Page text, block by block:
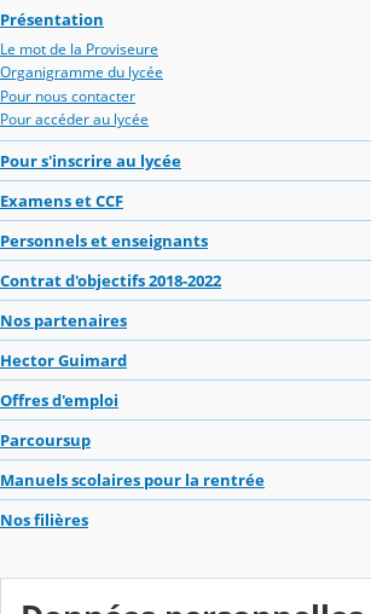
Présentation
Le mot de la Proviseure
Organigramme du lycée
Pour nous contacter
Pour accéder au lycée
Pour s'inscrire au lycée
Examens et CCF
Personnels et enseignants
Contrat d'objectifs 2018-2022
Nos partenaires
Hector Guimard
Offres d'emploi
Parcoursup
Manuels scolaires pour la rentrée
Nos filières